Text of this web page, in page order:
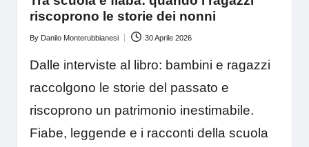
riscoprono le storie dei nonni
Posted
By Danilo Monterubbianesi 30 Aprile 2026
Dalle interviste al libro: bambini e ragazzi
raccolgono le storie del passato e
riscoprono un patrimonio inestimabile.
Fiabe, leggende e i racconti della scuola